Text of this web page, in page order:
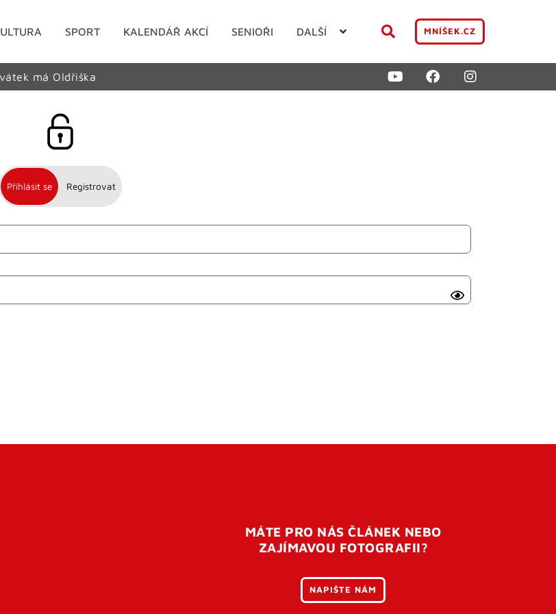
SPORT KALENDÁŘ AKCÍ SENIOŘI DALŠÍ MNÍŠEK.CZ
má Oldřiška
Přihlásit se Registrovat
MÁTE PRO NÁS ČLÁNEK NEBO
ZAJÍMAVOU FOTOGRAFII?
NAPIŠTE NÁM